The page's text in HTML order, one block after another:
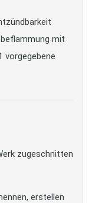
mit
vorgegebene
zugeschnitten
erstellen